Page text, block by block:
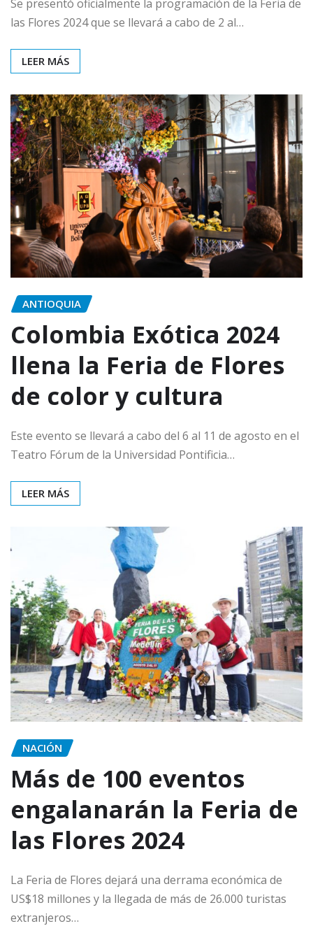
Se presentó oficialmente la programación de la Feria de
las Flores 2024 que se llevará a cabo de 2 al…
LEER MÁS
ANTIOQUIA
Colombia Exótica 2024
llena la Feria de Flores
de color y cultura
Este evento se llevará a cabo del 6 al 11 de agosto en el
Teatro Fórum de la Universidad Pontificia…
LEER MÁS
NACIÓN
Más de 100 eventos
engalanarán la Feria de
las Flores 2024
La Feria de Flores dejará una derrama económica de
US$18 millones y la llegada de más de 26.000 turistas
extranjeros…